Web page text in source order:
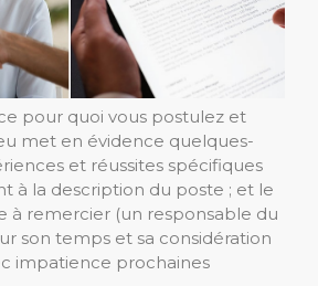
pour quoi vous postulez et
met en évidence quelques-
et réussites spécifiques
à la description du poste ; et le
à remercier (un responsable du
son temps et sa considération
impatience prochaines